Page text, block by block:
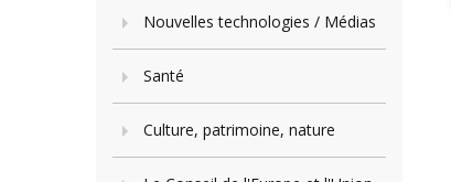
Nouvelles technologies / Médias
Santé
Culture, patrimoine, nature